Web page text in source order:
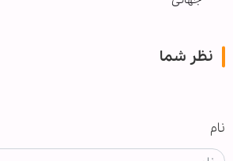
نظر شما
نام